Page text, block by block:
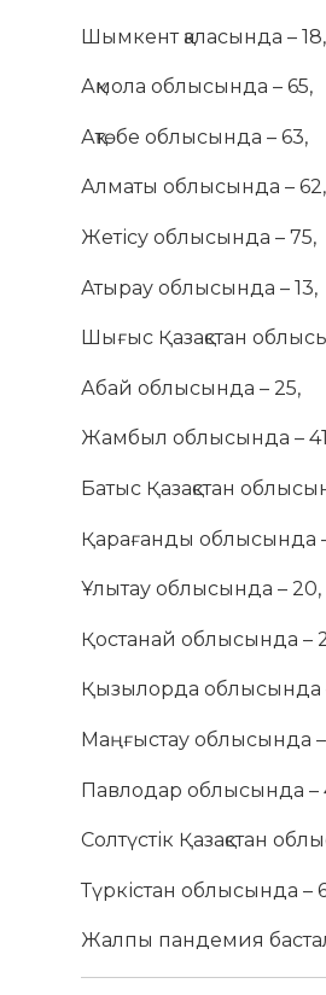
Шымкент қаласында – 18,
Ақмола облысында – 65,
Ақтөбе облысында – 63,
Алматы облысында – 62,
Жетісу облысында – 75,
Атырау облысында – 13,
Шығыс Қазақстан
Абай облысында – 25,
Жамбыл облысында –
Батыс Қазақстан
Қарағанды облысында
Ұлытау облысында – 20,
Қостанай облысында –
Қызылорда облысында
Маңғыстау облысында –
Павлодар облысында –
Солтүстік Қазақстан
Түркістан облысында –
Жалпы пандемия